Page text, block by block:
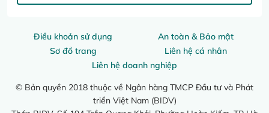
Điều khoản sử dụng
An toàn & Bảo mật
Sơ đồ trang
Liên hệ cá nhân
Liên hệ doanh nghiệp
© Bản quyền 2018 thuộc về Ngân hàng TMCP Đầu tư và Phát
triển Việt Nam (BIDV)